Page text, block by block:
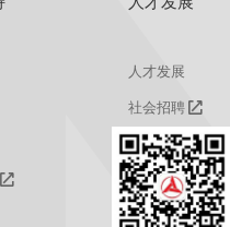
人才发展
社会招聘
校园招聘